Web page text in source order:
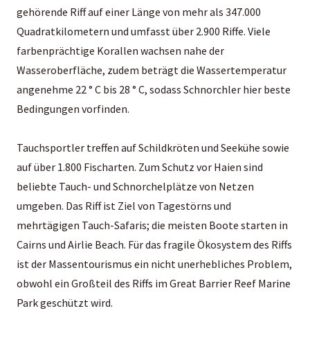
gehörende Riff auf einer Länge von mehr als 347.000
Quadratkilometern und umfasst über 2.900 Riffe. Viele
farbenprächtige Korallen wachsen nahe der
Wasseroberfläche, zudem beträgt die Wassertemperatur
angenehme 22 ° C bis 28 ° C, sodass Schnorchler hier beste
Bedingungen vorfinden.
Tauchsportler treffen auf Schildkröten und Seekühe sowie
auf über 1.800 Fischarten. Zum Schutz vor Haien sind
beliebte Tauch- und Schnorchelplätze von Netzen
umgeben. Das Riff ist Ziel von Tagestörns und
mehrtägigen Tauch-Safaris; die meisten Boote starten in
Cairns und Airlie Beach. Für das fragile Ökosystem des Riffs
ist der Massentourismus ein nicht unerhebliches Problem,
obwohl ein Großteil des Riffs im Great Barrier Reef Marine
Park geschützt wird.